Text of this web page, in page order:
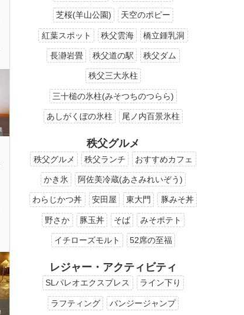
芝桜(羊山公園) 天空のポピー
紅葉スポット 秩父雲海 橋立鍾乳洞
長瀞岩畳 秩父道の駅 秩父ダム
秩父三大氷柱
三十槌の氷柱(みそつちのつらら)
あしがくぼの氷柱 尾ノ内百景氷柱
秩父グルメ
秩父グルメ 秩父ランチ おすすめカフェ
かき氷 阿佐美冷蔵(あさみれいぞう)
わらじかつ丼 安田屋 東大門 豚みそ丼
野さか 豚玉丼 そば みそポテト
イチローズモルト 52席の至福
レジャー・アクティビティ
SLパレオエクスプレス ライン下り
ラフティング バンジージャンプ